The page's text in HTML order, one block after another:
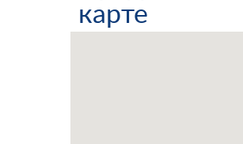
карте